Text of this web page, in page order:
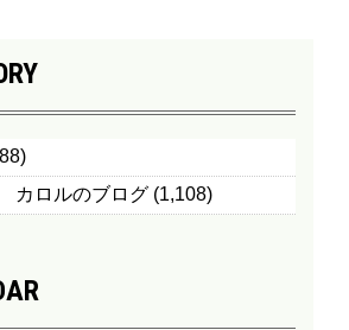
カロルのブログ (1,108)